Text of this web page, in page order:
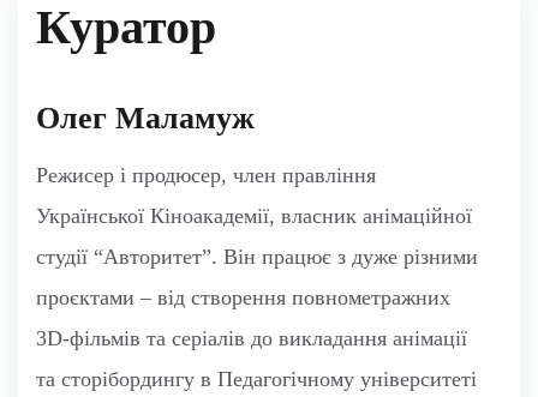
та сторібордингу в Педагогічному університеті
“Мавки”, “Роксолани” та “Викраденої
заслуги”.
2023 (в предродакшн) РОКСОЛАНА, Україна,